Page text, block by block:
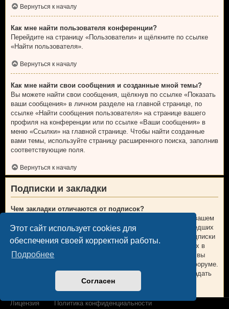
Этот сайт использует cookies для
обеспечения своей корректной работы.
Подробнее
Согласен
Вернуться к началу
Как мне найти пользователя конференции?
Перейдите на страницу «Пользователи» и щёлкните по ссылке
«Найти пользователя».
Вернуться к началу
Как мне найти свои сообщения и созданные мной темы?
Вы можете найти свои сообщения, щёлкнув по ссылке «Показать
ваши сообщения» в личном разделе на главной странице, по
ссылке «Найти сообщения пользователя» на странице вашего
профиля на конференции или по ссылке «Ваши сообщения» в
меню «Ссылки» на главной странице. Чтобы найти созданные
вами темы, используйте страницу расширенного поиска, заполнив
соответствующие поля.
Вернуться к началу
Подписки и закладки
Чем закладки отличаются от подписок?
В phpBB 3.0 закладки были больше похожи на закладки в вашем
веб-браузере. Вы не получали предупреждений о произошедших
изменениях. В phpBB 3.1 закладки больше напоминают подписки
на темы. Вы можете получать уведомления об обновлениях в
теме, находящейся у вас в закладках. В случае подписки, вы
будете получать уведомления об изменениях в теме или форуме.
Настройки уведомлений для закладок и подписок можно задать
на вкладке «Личные настройки» личного раздела.
Вернуться к началу
Лицензия Политика конфиденциальности